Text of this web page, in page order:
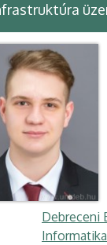
Debreceni